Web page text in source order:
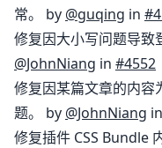
常。 by @guqing in
修复因大小写问题导致
@JohnNiang in #4552
修复因某篇文章的内容
题。 by @JohnNiang in
修复插件 CSS Bundle